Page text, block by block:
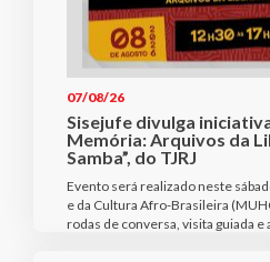
07/08/26
Sisejufe divulga
Memória: Arquivos da
Samba”, do TJRJ
Evento será realizado neste
e da Cultura Afro-Brasileira
rodas de conversa, visita guiada